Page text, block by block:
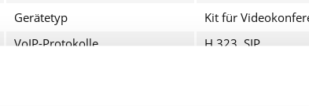
Gerätetyp
Kit für
VoIP-Protokolle
H.323, SIP
H.261, H.263,